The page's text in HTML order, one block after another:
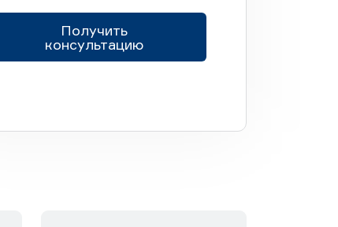
Получить
консультацию